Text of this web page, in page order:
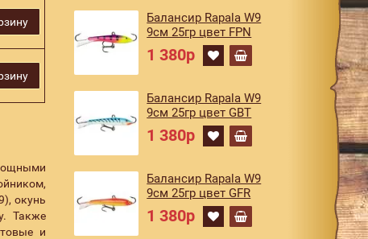
окунь
Также
и
Балансир Rapala W9
9см 25гр цвет FPN
1 380р
Балансир Rapala W9
9см 25гр цвет GBT
1 380р
Балансир Rapala W9
9см 25гр цвет GFR
1 380р